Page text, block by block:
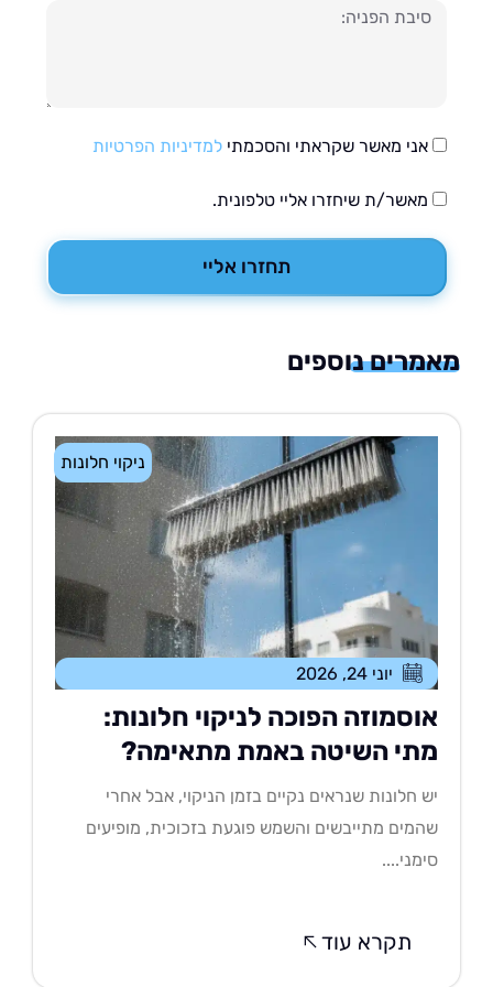
אני מאשר שקראתי והסכמתילמדיניות הפרטיות
מאשר/ת שיחזרו אליי טלפונית.
תחזרו אליי
נוספים
ניקוי חלונות
יוני 24, 2026
הפוכה לניקוי חלונות:
השיטה באמת מתאימה?
חלונות שנראים נקיים בזמן הניקוי, אבל אחרי
מתייבשים והשמש פוגעת בזכוכית, מופיעים
תקרא עוד